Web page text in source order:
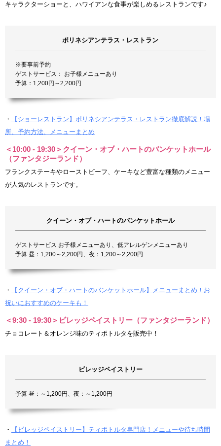
キャラクターショーと、ハワイアンな食事が楽しめるレストランです♪
ポリネシアンテラス・レストラン
※要事前予約
ゲストサービス： お子様メニューあり
予算：1,200円～2,200円
・
【ショーレストラン】ポリネシアンテラス・レストラン徹底解説！場
所、予約方法、メニューまとめ
＜10:00 - 19:30＞クイーン・オブ・ハートのバンケットホール
（ファンタジーランド）
フランクステーキやローストビーフ、ケーキなど豊富な種類のメニュー
が人気のレストランです。
クイーン・オブ・ハートのバンケットホール
ゲストサービス お子様メニューあり、低アレルゲンメニューあり
予算 昼：1,200～2,200円、夜：1,200～2,200円
・
【クイーン・オブ・ハートのバンケットホール】メニューまとめ！お
祝いにおすすめのケーキも！
＜9:30 - 19:30＞ビレッジペイストリー（ファンタジーランド）
チョコレート＆オレンジ味のティポトルタを販売中！
ビレッジペイストリー
予算 昼：～1,200円、夜：～1,200円
・
【ビレッジペイストリー】ティポトルタ専門店！メニューや待ち時間
まとめ！